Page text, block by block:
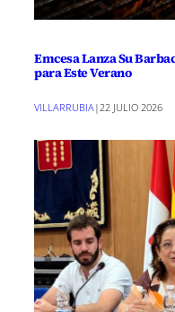
Emcesa Lanza Su
para Este Verano
VILLARRUBIA | 22 JULIO 2026